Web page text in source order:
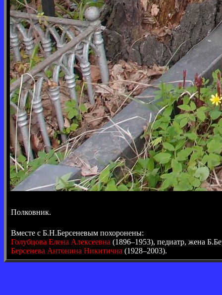
Полковник.
Вместе с Б.Н.Берсеневым похоронены:
Голубцова Елена Алексеевна (1896–1953), педиатр, жена
Берсенева Антонина Никитична (1928–2003).